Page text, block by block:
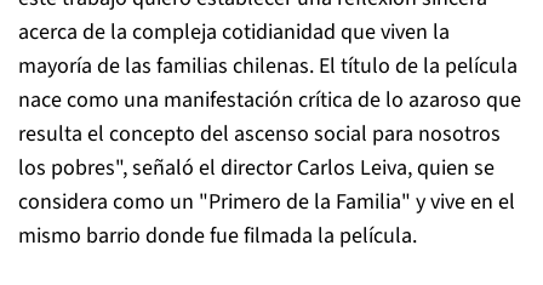
acerca de la compleja cotidianidad que viven la
mayoría de las familias chilenas. El título de la película
nace como una manifestación crítica de lo azaroso que
resulta el concepto del ascenso social para nosotros
los pobres", señaló el director Carlos Leiva, quien se
considera como un "Primero de la Familia" y vive en el
mismo barrio donde fue filmada la película.